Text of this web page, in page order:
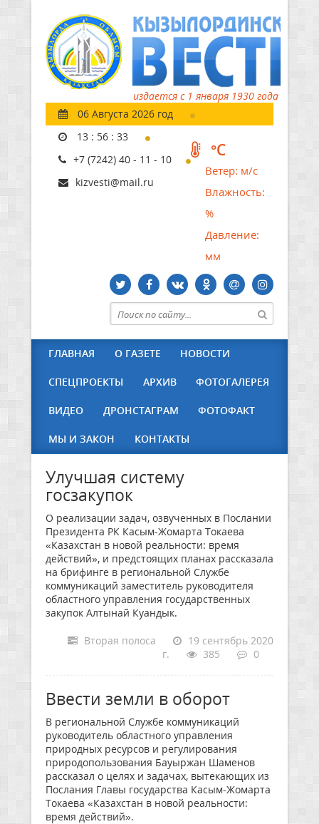
издается с 1 января 1930 года
06 Августа 2026 год
13 : 56 : 34
+7 (7242) 40 - 11 - 10
kizvesti@mail.ru
°C
Ветер: м/с
Влажность:
%
Давление:
мм
ГЛАВНАЯ О ГАЗЕТЕ НОВОСТИ
СПЕЦПРОЕКТЫ АРХИВ ФОТОГАЛЕРЕЯ
ВИДЕО ДРОНСТАГРАМ ФОТОФАКТ
МЫ И ЗАКОН КОНТАКТЫ
Улучшая систему
госзакупок
О реализации задач, озвученных в Послании
Президента РК Касым-Жомарта Токаева
«Казахстан в новой реальности: время
действий», и предстоящих планах рассказала
на брифинге в региональной Службе
коммуникаций заместитель руководителя
областного управления государственных
закупок Алтынай Куандык.
Вторая полоса
19 сентябрь 2020
г.
385 0
Ввести земли в оборот
В региональной Службе коммуникаций
руководитель областного управления
природных ресурсов и регулирования
природопользования Бауыржан Шаменов
рассказал о целях и задачах, вытекающих из
Послания Главы государства Касым-Жомарта
Токаева «Казахстан в новой реальности:
время действий».